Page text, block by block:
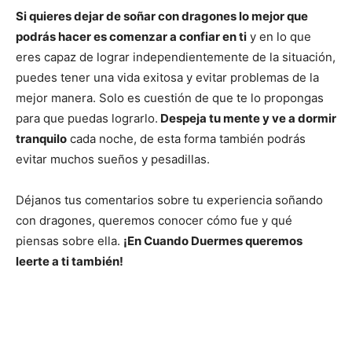
Si quieres dejar de soñar con dragones lo mejor que
podrás hacer es comenzar a confiar en ti y en lo que
eres capaz de lograr independientemente de la situación,
puedes tener una vida exitosa y evitar problemas de la
mejor manera. Solo es cuestión de que te lo propongas
para que puedas lograrlo. Despeja tu mente y ve a dormir
tranquilo cada noche, de esta forma también podrás
evitar muchos sueños y pesadillas.
Déjanos tus comentarios sobre tu experiencia soñando
con dragones, queremos conocer cómo fue y qué
piensas sobre ella. ¡En Cuando Duermes queremos
leerte a ti también!